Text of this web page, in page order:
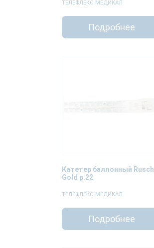
ТЕЛЕФЛЕКС МЕДИКАЛ
Подробнее
Катетер баллонный Rusch
Gold р.22
ТЕЛЕФЛЕКС МЕДИКАЛ
Подробнее